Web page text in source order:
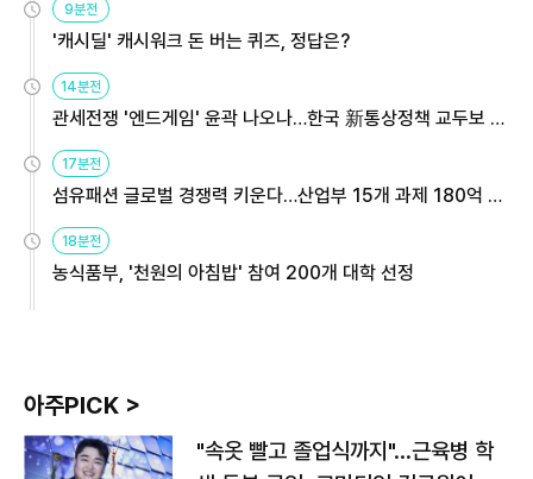
9분전
'캐시딜' 캐시워크 돈 버는 퀴즈, 정답은?
14분전
관세전쟁 '엔드게임' 윤곽 나오나…한국 新통상정책 교두보 활
용해야
17분전
섬유패션 글로벌 경쟁력 키운다…산업부 15개 과제 180억 지
원
18분전
농식품부, '천원의 아침밥' 참여 200개 대학 선정
아주PICK >
"속옷 빨고 졸업식까지"…근육병 학